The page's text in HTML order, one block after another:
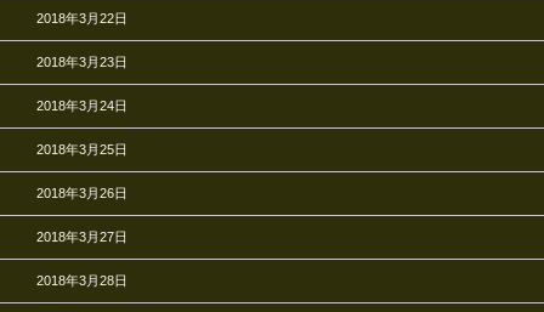
2018年3月22日
2018年3月23日
2018年3月24日
2018年3月25日
2018年3月26日
2018年3月27日
2018年3月28日